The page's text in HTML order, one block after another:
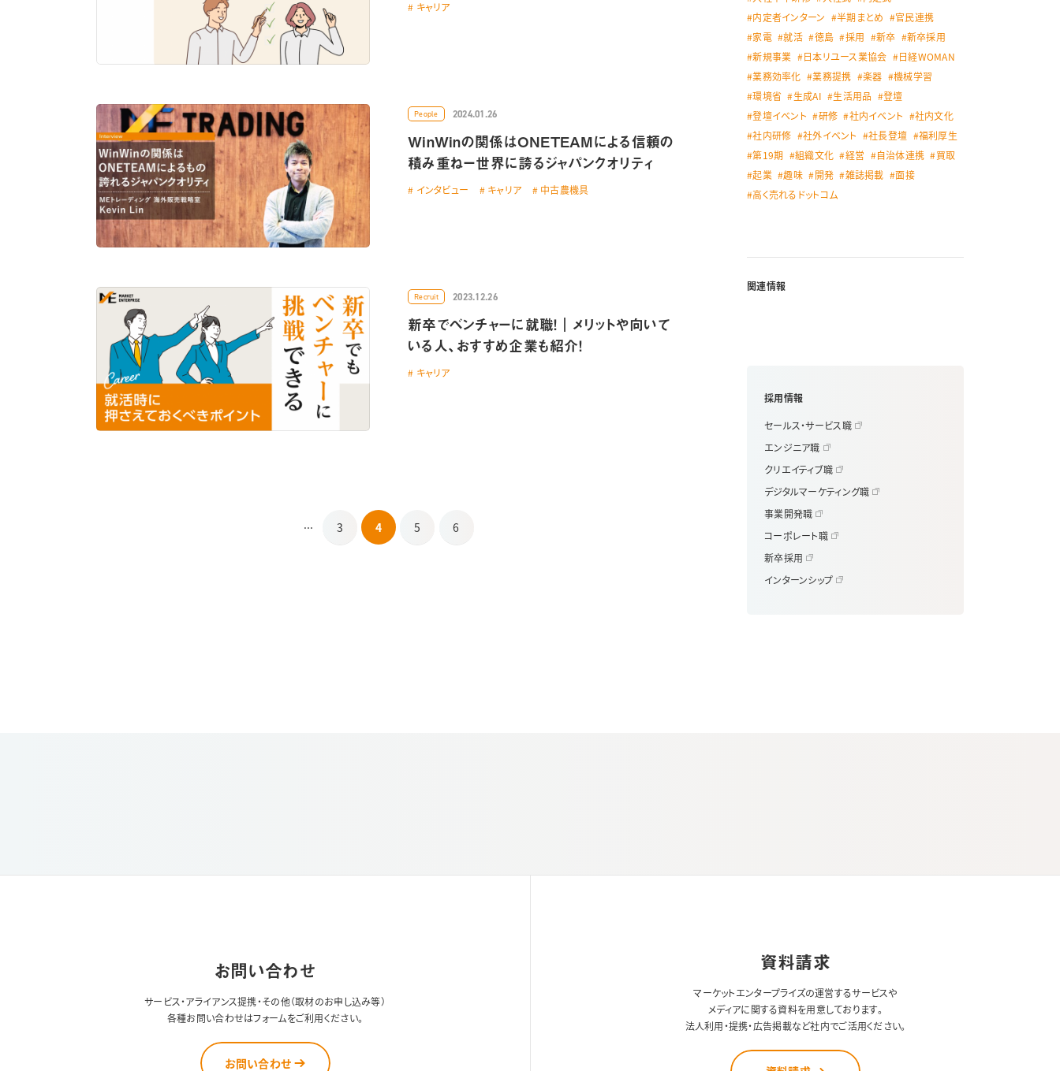
キャリア
People 2024.01.26
WinWinの関係はONETEAMによる信頼の
積み重ねー世界に誇るジャパンクオリティ
インタビュー キャリア 中古農機具
Recruit 2023.12.26
新卒でベンチャーに就職！｜メリットや向いて
いる人、おすすめ企業も紹介！
キャリア
... 3 4 5 6
内定者インターン
半期まとめ
官民連携
家電
就活 徳島 採用 新卒
新卒採用
新規事業
日本リユース業協会
日経WOMAN
業務効率化
業務提携 楽器
機械学習
環境省
生成AI 生活用品
登壇
登壇イベント
研修 社内イベント
社内文化
社内研修
社外イベント 社長登壇
福利厚生
第19期
組織文化 経営 自治体連携
買取
起業
趣味 開発 雑誌掲載
面接
高く売れるドットコム
関連情報
採用情報
セールス・サービス職
エンジニア職
クリエイティブ職
デジタルマーケティング職
事業開発職
コーポレート職
新卒採用
インターンシップ
お問い合わせ
サービス・アライアンス提携・その他（取材のお申し込み等）
各種お問い合わせはフォームをご利用ください。
お問い合わせ
資料請求
マーケットエンタープライズの運営するサービスや
メディアに関する資料を用意しております。
法人利用・提携・広告掲載など社内でご活用ください。